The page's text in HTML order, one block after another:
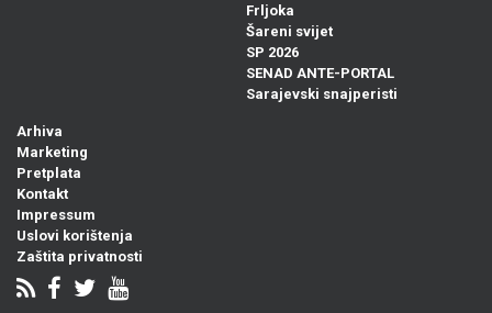
Frljoka
Šareni svijet
SP 2026
SENAD ANTE-PORTAL
Sarajevski snajperisti
Arhiva
Marketing
Pretplata
Kontakt
Impressum
Uslovi korištenja
Zaštita privatnosti